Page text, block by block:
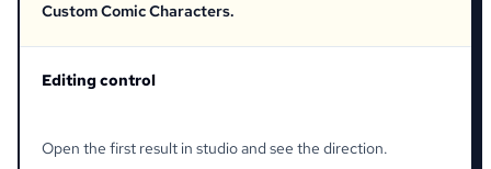
Custom Comic Characters.
Editing control
Open the first result in studio and see the direction.